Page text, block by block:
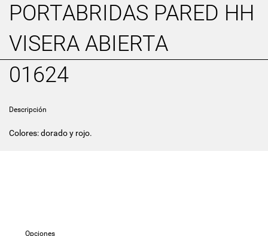
PORTABRIDAS PARED HH
VISERA ABIERTA
01624
Descripción
Colores: dorado y rojo.
Opciones